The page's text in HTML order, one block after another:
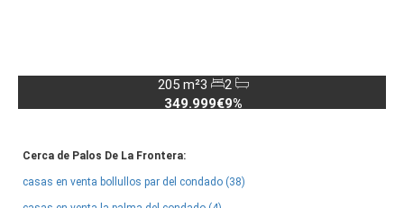
205 m²3
2
349.999€9%
Cerca de Palos De La Frontera:
casas en venta bollullos par del condado (38)